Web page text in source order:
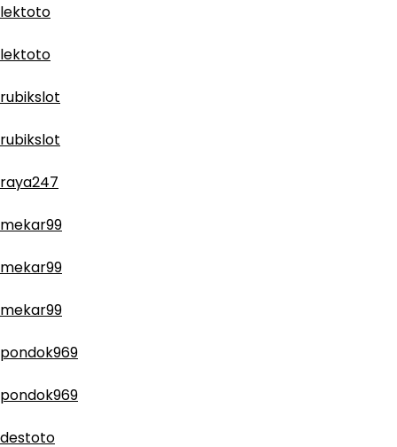
lektoto
lektoto
rubikslot
rubikslot
raya247
mekar99
mekar99
mekar99
pondok969
pondok969
destoto